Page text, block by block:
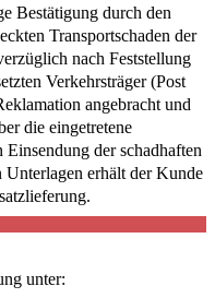
Bestätigung durch den
Transportschaden der
nach Feststellung
Verkehrsträger (Post
angebracht und
die eingetretene
der schadhaften
Unterlagen erhält der Kunde
unter: